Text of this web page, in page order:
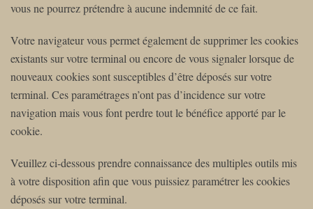
vous ne pourrez prétendre à aucune indemnité de ce fait.
Votre navigateur vous permet également de supprimer les cookies
existants sur votre terminal ou encore de vous signaler lorsque de
nouveaux cookies sont susceptibles d’être déposés sur votre
terminal. Ces paramétrages n’ont pas d’incidence sur votre
navigation mais vous font perdre tout le bénéfice apporté par le
cookie.
Veuillez ci-dessous prendre connaissance des multiples outils mis
à votre disposition afin que vous puissiez paramétrer les cookies
déposés sur votre terminal.